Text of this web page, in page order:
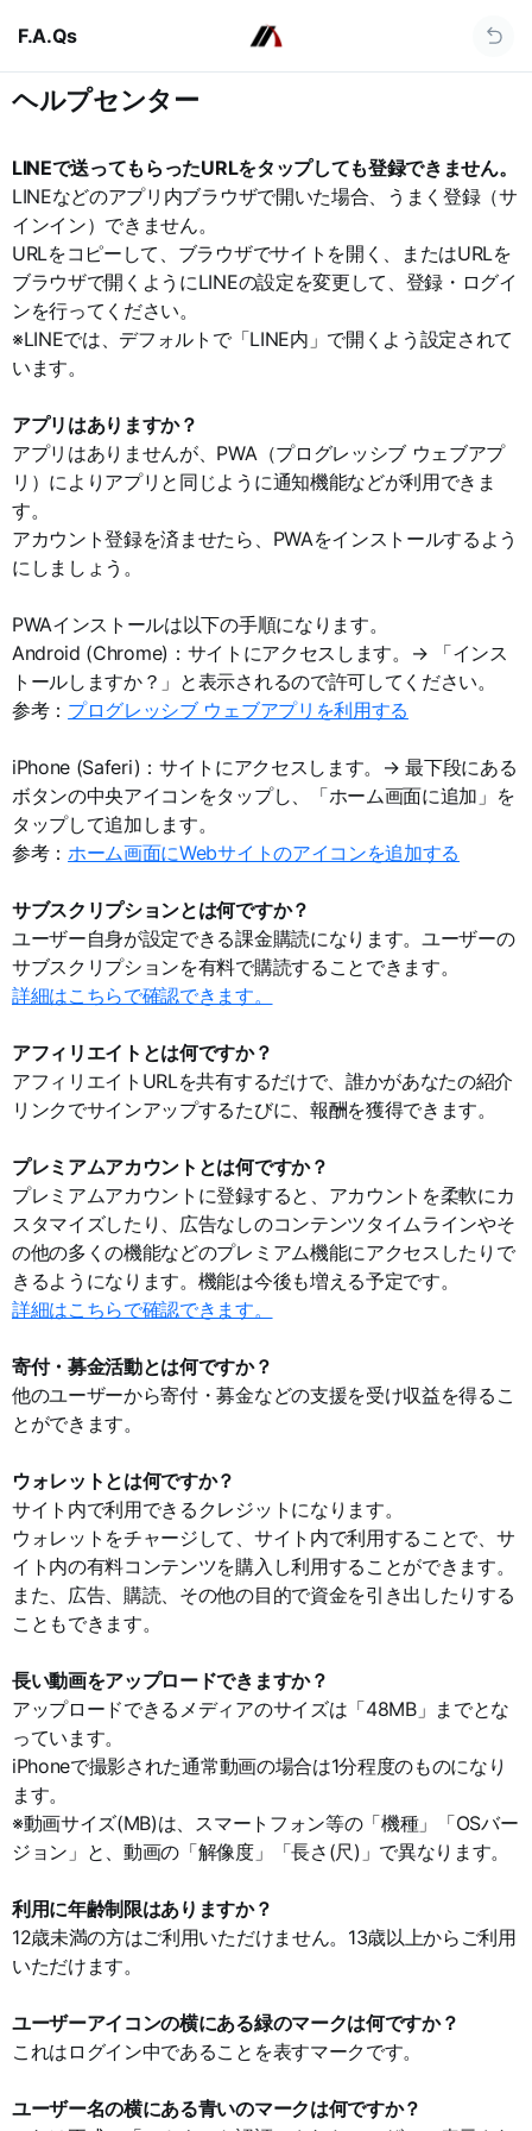
F.A.Qs
ヘルプセンター
LINEで送ってもらったURLをタップしても登録できません。
LINEなどのアプリ内ブラウザで開いた場合、うまく登録（サ
インイン）できません。
URLをコピーして、ブラウザでサイトを開く、またはURLを
ブラウザで開くようにLINEの設定を変更して、登録・ログイ
ンを行ってください。
※LINEでは、デフォルトで「LINE内」で開くよう設定されて
います。
アプリはありますか？
アプリはありませんが、PWA（プログレッシブ ウェブアプ
リ）によりアプリと同じように通知機能などが利用できま
す。
アカウント登録を済ませたら、PWAをインストールするよう
にしましょう。
PWAインストールは以下の手順になります。
Android (Chrome)：サイトにアクセスします。→ 「インス
トールしますか？」と表示されるので許可してください。
参考： プログレッシブ ウェブアプリを利用する
iPhone (Saferi)：サイトにアクセスします。→ 最下段にある
ボタンの中央アイコンをタップし、「ホーム画面に追加」を
タップして追加します。
参考：ホーム画面にWebサイトのアイコンを追加する
サブスクリプションとは何ですか？
ユーザー自身が設定できる課金購読になります。ユーザーの
サブスクリプションを有料で購読することできます。
詳細はこちらで確認できます。
アフィリエイトとは何ですか？
アフィリエイトURLを共有するだけで、誰かがあなたの紹介
リンクでサインアップするたびに、報酬を獲得できます。
プレミアムアカウントとは何ですか？
プレミアムアカウントに登録すると、アカウントを柔軟にカ
スタマイズしたり、広告なしのコンテンツタイムラインやそ
の他の多くの機能などのプレミアム機能にアクセスしたりで
きるようになります。機能は今後も増える予定です。
詳細はこちらで確認できます。
寄付・募金活動とは何ですか？
他のユーザーから寄付・募金などの支援を受け収益を得るこ
とができます。
ウォレットとは何ですか？
サイト内で利用できるクレジットになります。
ウォレットをチャージして、サイト内で利用することで、サ
イト内の有料コンテンツを購入し利用することができます。
また、広告、購読、その他の目的で資金を引き出したりする
こともできます。
長い動画をアップロードできますか？
アップロードできるメディアのサイズは「48MB」までとな
っています。
iPhoneで撮影された通常動画の場合は1分程度のものになり
ます。
※動画サイズ(MB)は、スマートフォン等の「機種」「OSバー
ジョン」と、動画の「解像度」「長さ(尺)」で異なります。
利用に年齢制限はありますか？
12歳未満の方はご利用いただけません。13歳以上からご利用
いただけます。
ユーザーアイコンの横にある緑のマークは何ですか？
これはログイン中であることを表すマークです。
ユーザー名の横にある青いのマークは何ですか？